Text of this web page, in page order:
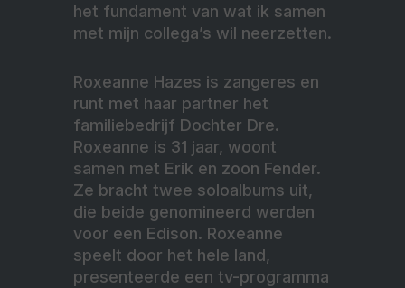
het fundament van wat ik samen
met mijn collega’s wil neerzetten.
Roxeanne Hazes is zangeres en
runt met haar partner het
familiebedrijf Dochter Dre.
Roxeanne is 31 jaar, woont
samen met Erik en zoon Fender.
Ze bracht twee soloalbums uit,
die beide genomineerd werden
voor een Edison. Roxeanne
speelt door het hele land,
presenteerde een tv-programma